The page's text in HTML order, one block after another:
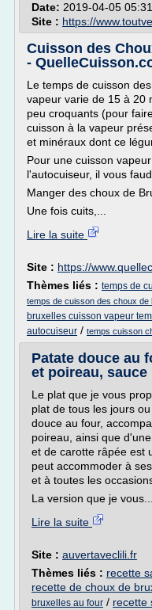
Date: 2019-04-05
Site : https://
Cuisson des
-
Le temps de cuisson
vapeur varie de 15 à 20
peu croquants (pour
cuisson à la vapeur
et minéraux dont ce
Pour une cuisson
l'autocuiseur, il vous
Manger des choux de
Une fois cuits,...
Lire la suite
Site : https://
Thèmes liés : temps de
temps de cuisson des choux de
bruxelles cuisson vapeur
autocuiseur / temps cuisson
Patate douce au
et poireau, sauce
Le plat que je vous
plat de tous les jours
douce au four,
poireau, ainsi que
et de carotte râpée est
peut accommoder à
et à toutes les
La version que je vous...
Lire la suite
Site : auvertaveclili.fr
Thèmes liés : recette
recette de choux de
bruxelles au four / recette